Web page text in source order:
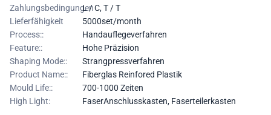
ZahlungsbedingungenL / C, T / T
Lieferfähigkeit
5000set/month
Process::
Handauflegeverfahren
Feature::
Hohe Präzision
Shaping Mode::
Strangpressverfahren
Product Name::
Fiberglas Reinfored Plastik
Mould Life::
700-1000 Zeiten
High Light:
FaserAnschlusskasten, Faserteilerkasten